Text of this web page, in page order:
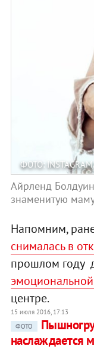
ФОТО:
Айрленд
знаменитую
Напомним,
снималась в
прошлом году
центре.
15 июля 2016, 17:13
ФОТО
наслаждается